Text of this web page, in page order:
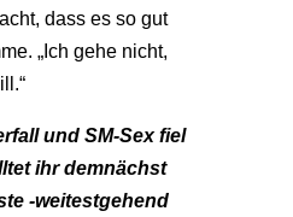
dass es so gut
„Ich gehe nicht,
und SM-Sex fiel
ihr demnächst
-weitestgehend